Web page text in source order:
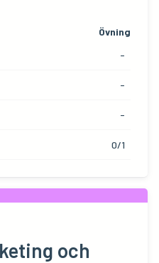
Övning
-
-
-
0/1
och